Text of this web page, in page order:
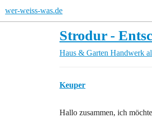
wer-weiss-was.de
Strodur -
Haus & Garten Handwerk
Keuper
Hallo zusammen, ich